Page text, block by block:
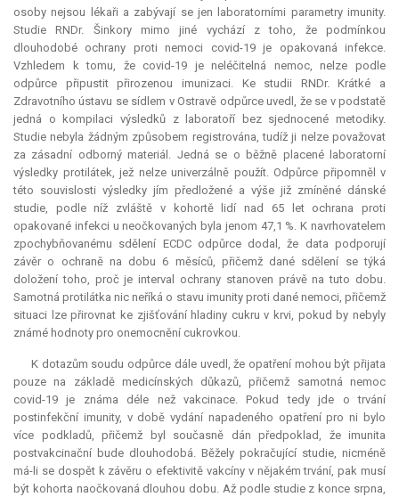
osoby nejsou lékaři a zabývají se jen laboratorními parametry imunity.
Studie RNDr. Šinkory mimo jiné vychází z toho, že podmínkou
dlouhodobé ochrany proti nemoci covid-19 je opakovaná infekce.
Vzhledem k tomu, že covid-19 je neléčitelná nemoc, nelze podle
odpůrce připustit přirozenou imunizaci. Ke studii RNDr. Krátké a
Zdravotního ústavu se sídlem v Ostravě odpůrce uvedl, že se v podstatě
jedná o kompilaci výsledků z laboratoří bez sjednocené metodiky.
Studie nebyla žádným způsobem registrována, tudíž ji nelze považovat
za zásadní odborný materiál. Jedná se o běžně placené laboratorní
výsledky protilátek, jež nelze univerzálně použít. Odpůrce připomněl v
této souvislosti výsledky jím předložené a výše již zmíněné dánské
studie, podle níž zvláště v kohortě lidí nad 65 let ochrana proti
opakované infekci u neočkovaných byla jenom 47,1 %. K navrhovatelem
zpochybňovanému sdělení ECDC odpůrce dodal, že data podporují
závěr o ochraně na dobu 6 měsíců, přičemž dané sdělení se týká
doložení toho, proč je interval ochrany stanoven právě na tuto dobu.
Samotná protilátka nic neříká o stavu imunity proti dané nemoci, přičemž
situaci lze přirovnat ke zjišťování hladiny cukru v krvi, pokud by nebyly
známé hodnoty pro onemocnění cukrovkou.
K dotazům soudu odpůrce dále uvedl, že opatření mohou být přijata
pouze na základě medicínských důkazů, přičemž samotná nemoc
covid-19 je známa déle než vakcinace. Pokud tedy jde o trvání
postinfekční imunity, v době vydání napadeného opatření pro ni bylo
více podkladů, přičemž byl současně dán předpoklad, že imunita
postvakcinační bude dlouhodobá. Běžely pokračující studie, nicméně
má-li se dospět k závěru o efektivitě vakcíny v nějakém trvání, pak musí
být kohorta naočkovaná dlouhou dobu. Až podle studie z konce srpna,